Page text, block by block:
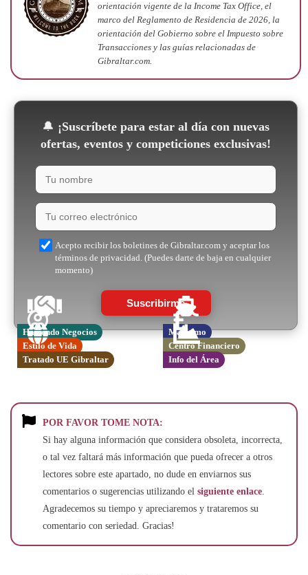
orientación vigente de la Income Tax Office, el
marco del Reglamento de Residencia de 2026, la
orientación del Gobierno sobre el Impuesto sobre
Transacciones y las guías relacionadas de
Gibraltar.com.
🔔 ¡Suscríbete para estar al día con nuevas
ofertas, eventos y competiciones exclusivas!
Acepto recibir los boletines de Gibraltar.com y aceptar los
términos de privacidad. (Puedes darte de baja en cualquier
momento)
Suscribirme
Haciendo Negocios
Marítimo
Estilo de Vida
Centro Financiero
Tratado UE Gibraltar
Info del Área
POR FAVOR TOME NOTA:
Si hay alguna información que considera obsoleta, incorrecta,
o tal vez faltará más información que pueda ofrecer a otros
lectores sobre este apartado, no dude en enviarnos sus
comentarios o sugerencias utilizando el siguiente enlace.
Agradecemos su tiempo y apreciaremos y trataremos su
comentario con seriedad. Gracias!